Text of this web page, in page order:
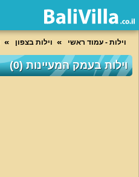
וילות - עמוד ראשי וילות בצפון
וילות בעמק המעיינות (0)